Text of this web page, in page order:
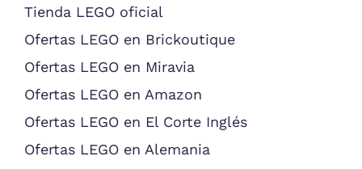
Tienda LEGO oficial
Ofertas LEGO en Brickoutique
Ofertas LEGO en Miravia
Ofertas LEGO en Amazon
Ofertas LEGO en El Corte Inglés
Ofertas LEGO en Alemania